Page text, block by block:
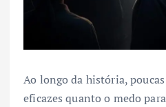
Ao longo da história,
eficazes quanto o medo